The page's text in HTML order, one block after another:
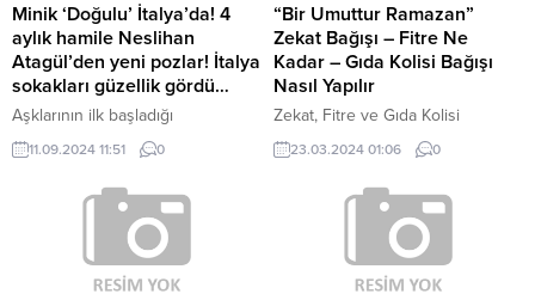
Minik ‘Doğulu’ İtalya’da! 4
aylık hamile Neslihan
Atagül’den yeni pozlar! İtalya
sokakları güzellik gördü…
Aşklarının ilk başladığı
zamanlardan bu yana magazin
kulislerinin en çok konuştuğu
çiftlerden olmayı başaran Kadir
Doğulu ile Neslihan Atagül’den
son olarak bebek müjdesi
gelmişti. Eşi Kadir Doğulu
hakkındaki ‘ihanet’ ve ‘imam
11.09.2024 11:51 0
“Bir Umuttur Ramazan”
Zekat Bağışı – Fitre Ne
Kadar – Gıda Kolisi Bağışı
Nasıl Yapılır
Zekat, Fitre ve Gıda Kolisi
bağışları, İslam'ın beş temel
ibadetlerinden biridir ve toplumda
ekonomik adaleti sağlama ve
ihtiyaç sahiplerini destekleme
amacı taşır. 2024 yılında Fitre
miktarı 130 TL, Gıda Kolisi bedeli
ise 1000 TL olarak belirlenmiştir.
23.03.2024 01:06 0